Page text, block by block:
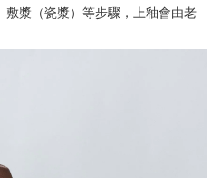
漿（瓷漿）等步驟，上釉會由老